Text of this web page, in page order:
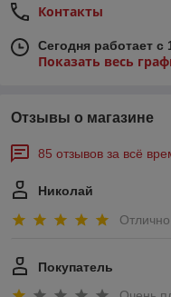
Контакты
Сегодня работает с
Показать весь
Отзывы о магазине
85 отзывов за всё
Николай
Отлично
Покупатель